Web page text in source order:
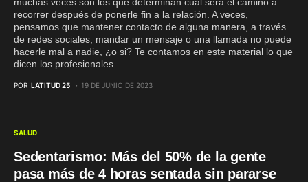
recorrer después de ponerle fin a la relación. A veces,
pensamos que mantener contacto de alguna manera, a través
de redes sociales, mandar un mensaje o una llamada no puede
hacerle mal a nadie, ¿o si? Te contamos en este material lo que
dicen los profesionales.
POR LATITUD 25 19 DE JUNIO DE 2023
SALUD
Sedentarismo: Más del 50% de la gente
pasa más de 4 horas sentada sin pararse